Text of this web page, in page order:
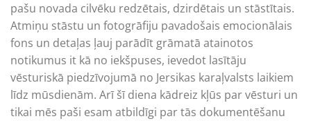
pašu novada cilvēku redzētais, dzirdētais un stāstītais.
Atmiņu stāstu un fotogrāfiju pavadošais emocionālais
fons un detaļas ļauj parādīt grāmatā atainotos
notikumus it kā no iekšpuses, ievedot lasītāju
vēsturiskā piedzīvojumā no Jersikas karaļvalsts laikiem
līdz mūsdienām. Arī šī diena kādreiz kļūs par vēsturi un
tikai mēs paši esam atbildīgi par tās dokumentēšanu